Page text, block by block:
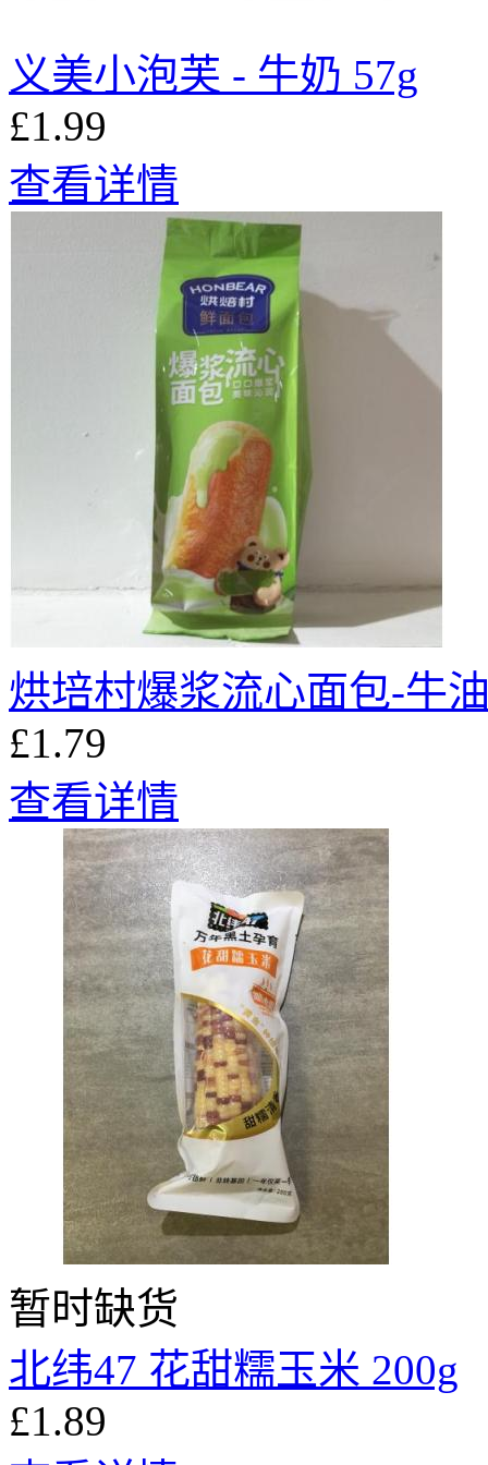
义美小泡芙 - 牛奶 57g
£1.99
查看详情
烘培村爆浆流心面包-牛
£1.79
查看详情
暂时缺货
北纬47 花甜糯玉米 200g
£1.89